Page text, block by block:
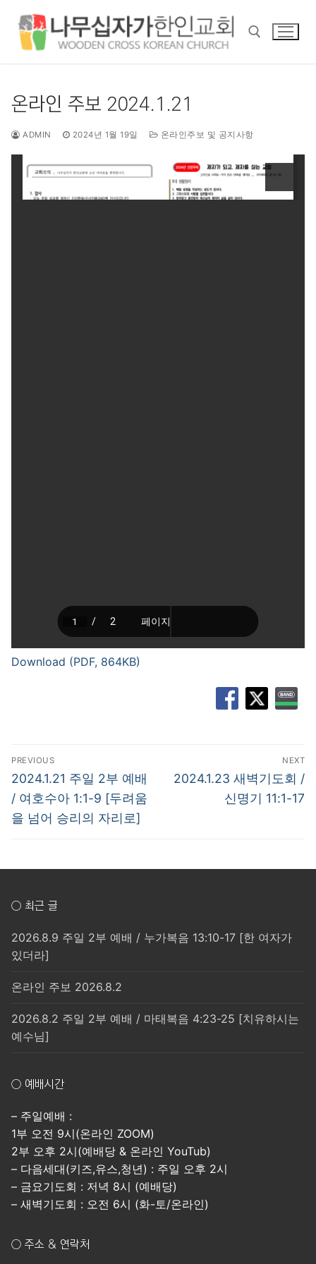
온라인 주보 2024.1.21
ADMIN 2024년 1월 19일 온라인주보 및 공지사항
Download (PDF, 864KB)
글
탐
색
PREVIOUS
Previous
post:
2024.1.21 주일 2부 예배
/ 여호수아 1:1-9 [두려움
을 넘어 승리의 자리로]
NEXT
Next
2024.1.23 새벽기도회 /
신명기 11:1-17
○ 최근 글
2026.8.9 주일 2부 예배 / 누가복음 13:10-17 [한 여자가
있더라]
온라인 주보 2026.8.2
2026.8.2 주일 2부 예배 / 마태복음 4:23-25 [치유하시는
예수님]
○ 예배시간
– 주일예배 :
1부 오전 9시(온라인 ZOOM)
2부 오후 2시(예배당 & 온라인 YouTub)
– 다음세대(키즈,유스,청년) : 주일 오후 2시
– 금요기도회 : 저녁 8시 (예배당)
– 새벽기도회 : 오전 6시 (화-토/온라인)
○ 주소 & 연락처